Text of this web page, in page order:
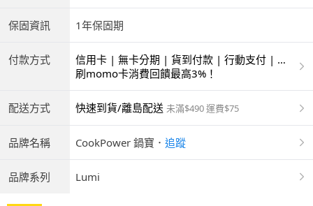
保固資訊 1年保固期
付款方式
信用卡 | 無卡分期 | 貨到付款 | 行動支付 | 超
商付款 | ATM | 銀聯卡
刷momo卡消費回饋最高3%！
配送方式 快速到貨/離島配送 未滿$490 運費$75
品牌名稱 CookPower 鍋寶 ． 追蹤
品牌系列 Lumi